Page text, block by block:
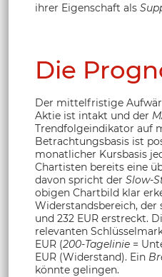
ihrer Eigenschaft als
Die
Der mittelfristige
Aktie ist intakt und der
Trendfolgeindikator auf
Betrachtungsbasis ist
monatlicher Kursbasis
Chartisten bereits eine
davon spricht der Slow-
obigen Chartbild klar
Widerstandsbereich, der
und 232 EUR erstreckt.
relevanten
EUR (200-Tagelinie =
EUR (Widerstand). Ein
könnte gelingen.